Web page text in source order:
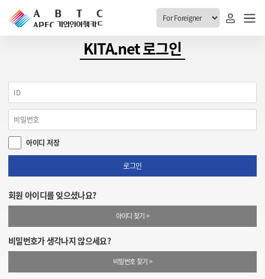
ABTC 전체메뉴
안내
ABTC 제도 소개
VABTC 안내
발급 자격요건
취소/반납 안내
신청
취소
신청진행 현황
소지자 현황
고객센터
1:1 문의
KITA.net 로그인
아이디 저장
로그인
회원 아이디를 잊으셨나요?
아이디 찾기 >
비밀번호가 생각나지 않으세요?
비밀번호 찾기 >